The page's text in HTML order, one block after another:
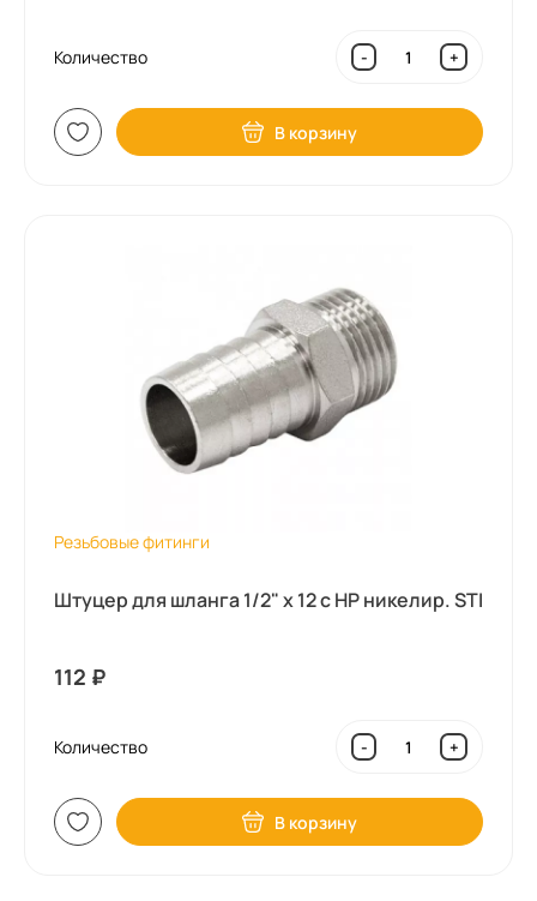
Количество - +
В корзину
Резьбовые фитинги
Штуцер для шланга 1/2" x 12 с НР никелир. STI
112 ₽
Количество - +
В корзину